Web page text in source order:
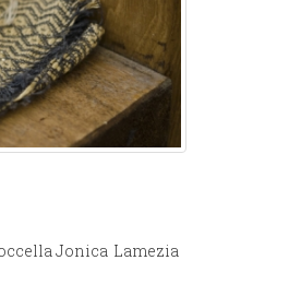
Jonica Lamezia